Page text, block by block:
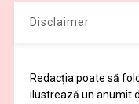
Disclaimer
Redacția poate să
ilustrează un anumit